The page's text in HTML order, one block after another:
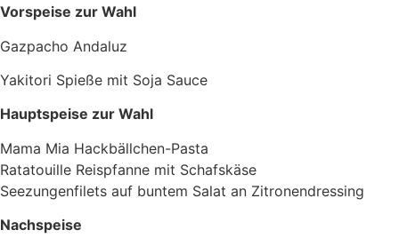
Vorspeise zur Wahl
Gazpacho Andaluz
Yakitori Spieße mit Soja Sauce
Hauptspeise zur Wahl
Mama Mia Hackbällchen-Pasta
Ratatouille Reispfanne mit Schafskäse
Seezungenfilets auf buntem Salat an Zitronendressing
Nachspeise